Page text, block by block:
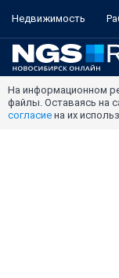
Недвижимость
На информационном
файлы. Оставаясь на
согласие на их